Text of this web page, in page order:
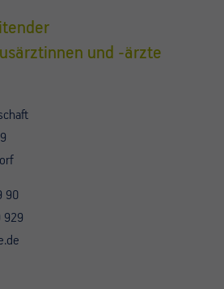
und -ärzte
90
929